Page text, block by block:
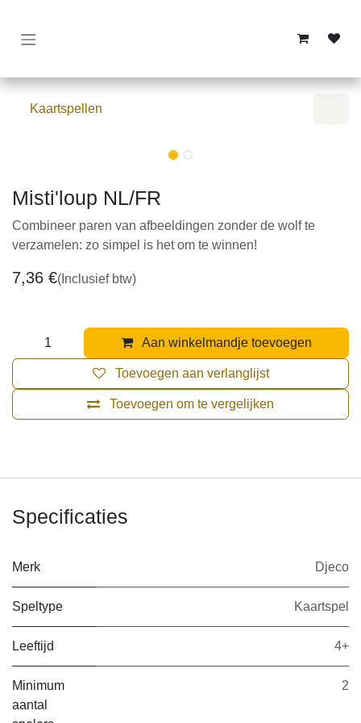
Kaartspellen
Misti'loup NL/FR
Combineer paren van afbeeldingen zonder de wolf te
verzamelen: zo simpel is het om te winnen!
7,36€(Inclusief btw)
Aan winkelmandje toevoegen
Toevoegen om te vergelijken
Toevoegen aan verlanglijst
Specificaties
Merk Djeco
Speltype Kaartspel
Leeftijd 4+
Minimum
aantal
2